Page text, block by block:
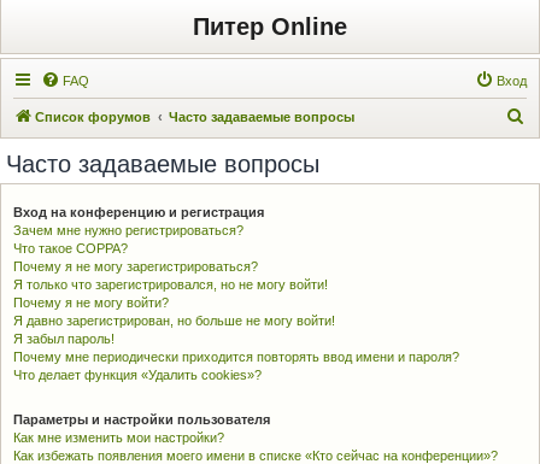
Питер Online
FAQ Вход
Список форумов Часто задаваемые вопросы
Часто задаваемые вопросы
Вход на конференцию и регистрация
Зачем мне нужно регистрироваться?
Что такое COPPA?
Почему я не могу зарегистрироваться?
Я только что зарегистрировался, но не могу войти!
Почему я не могу войти?
Я давно зарегистрирован, но больше не могу войти!
Я забыл пароль!
Почему мне периодически приходится повторять ввод имени и пароля?
Что делает функция «Удалить cookies»?
Параметры и настройки пользователя
Как мне изменить мои настройки?
Как избежать появления моего имени в списке «Кто сейчас на конференции»?